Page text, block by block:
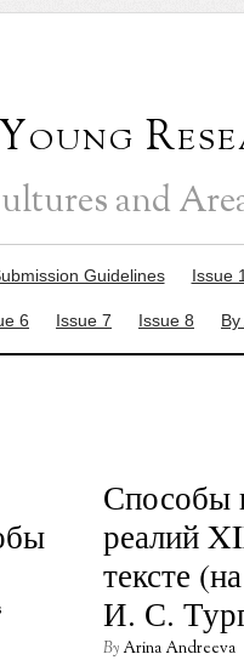
and
Guidelines Issue 1
6 Issue 7 Issue 8
Способы
реалий
тексте
И. С.
By Arina Andreeva